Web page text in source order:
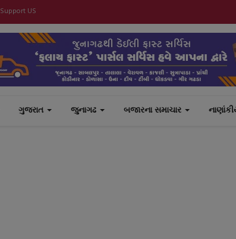
Support US
ગુજરાત જુનાગઢ બજારના સમાચાર